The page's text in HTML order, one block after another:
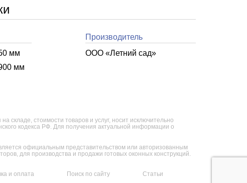
мм
мм
Производитель
ООО «Летний cад»
стоимости товаров и услуг, носит исключительно
кодекса РФ. Для получения актуальной информации о
официальным представительством или авторизованным
для производства и продажи готовых оконных конструкций.
и оплата Поиск по сайту Статьи